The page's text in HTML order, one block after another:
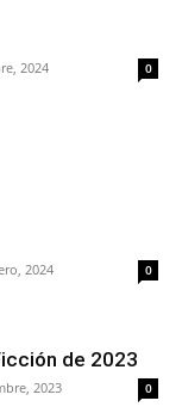
2024 0
2024 0
de 2023
2023 0